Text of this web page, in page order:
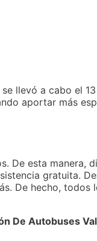
llevó a cabo el
aportar más
De esta manera,
gratuita.
De hecho, todos
De Autobuses